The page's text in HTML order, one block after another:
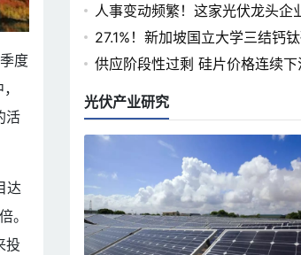
度
活
达
。
投
省光伏论坛即将开幕
人事变动频繁！这家光伏龙头企
27.1%！新加坡国立大学三结钙
证率突破
供应阶段性过剩 硅片价格连续
光伏产业研究